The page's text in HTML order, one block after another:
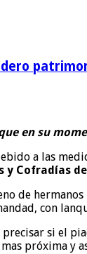
en su
a las
y Cofradías
de
con
si el
próxima y